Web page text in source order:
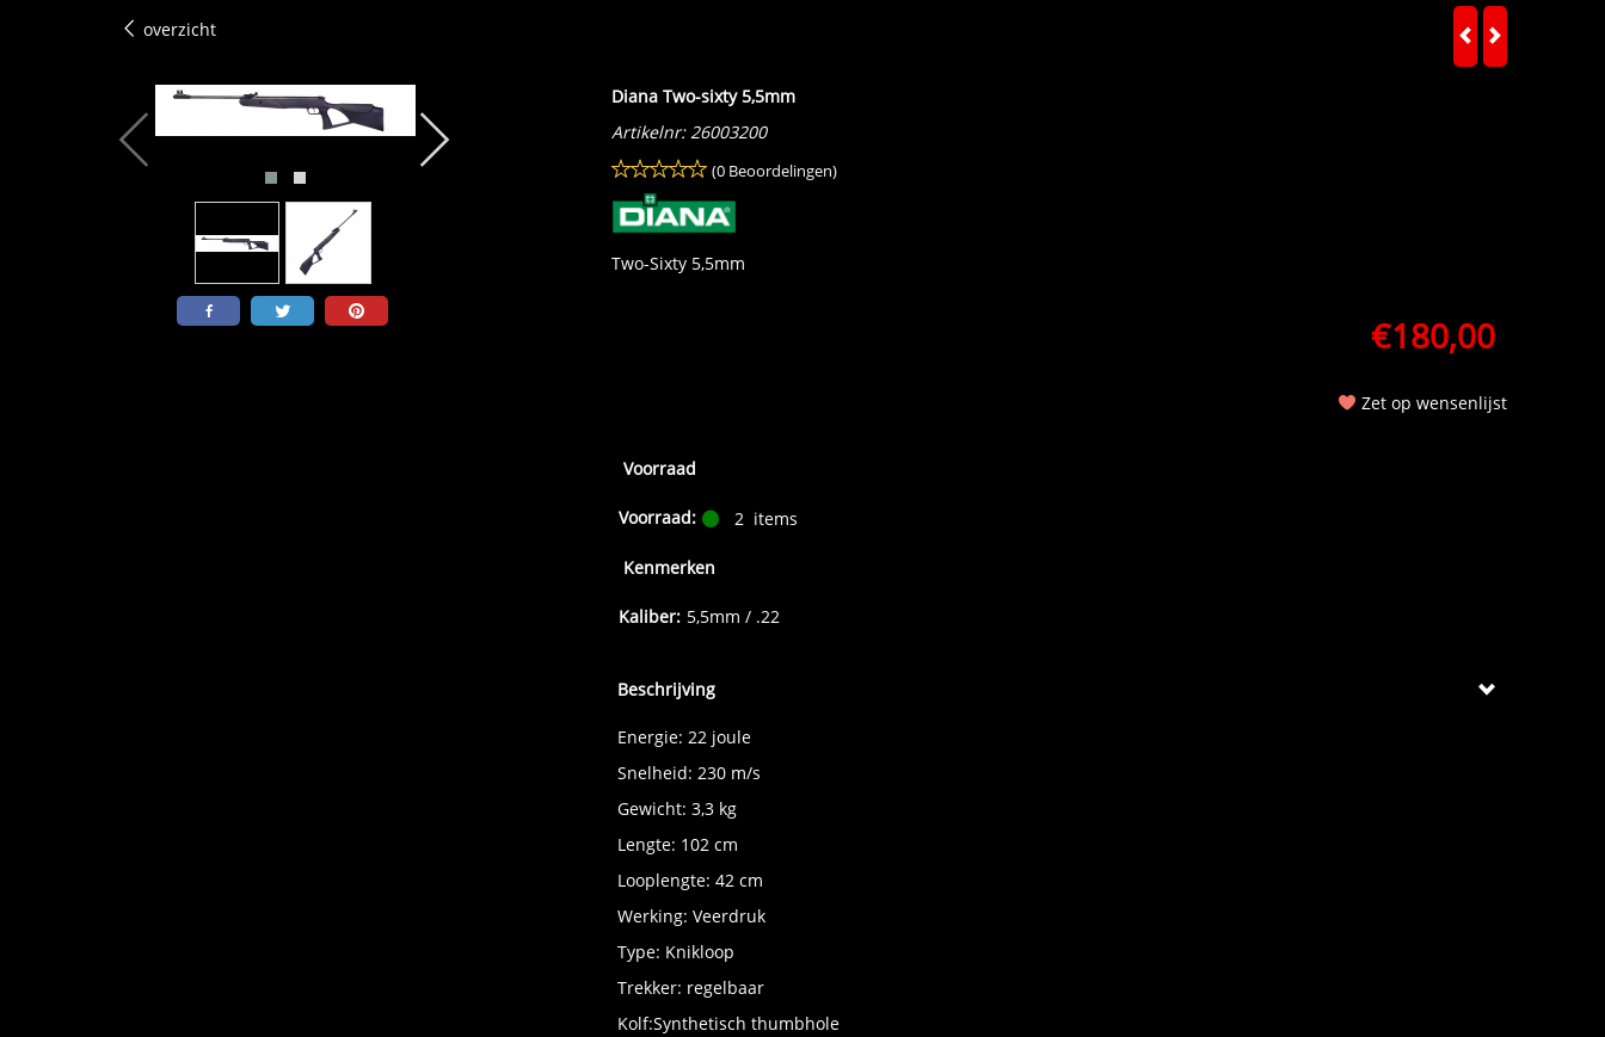
overzicht
Diana Two-sixty 5,5mm
Artikelnr: 26003200
(0 Beoordelingen)
Two-Sixty 5,5mm
€180,00
Zet op wensenlijst
Voorraad
Voorraad: 2 items
Kenmerken
Kaliber: 5,5mm / .22
Beschrijving
Energie: 22 joule
Snelheid: 230 m/s
Gewicht: 3,3 kg
Lengte: 102 cm
Looplengte: 42 cm
Werking: Veerdruk
Type: Knikloop
Trekker: regelbaar
Kolf:Synthetisch thumbhole